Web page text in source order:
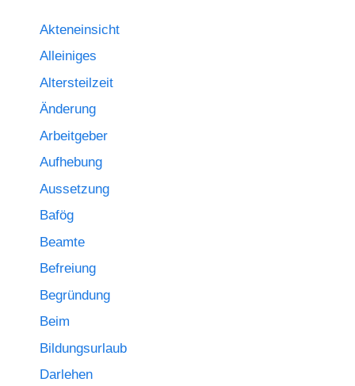
Akteneinsicht
Alleiniges
Altersteilzeit
Änderung
Arbeitgeber
Aufhebung
Aussetzung
Bafög
Beamte
Befreiung
Begründung
Beim
Bildungsurlaub
Darlehen